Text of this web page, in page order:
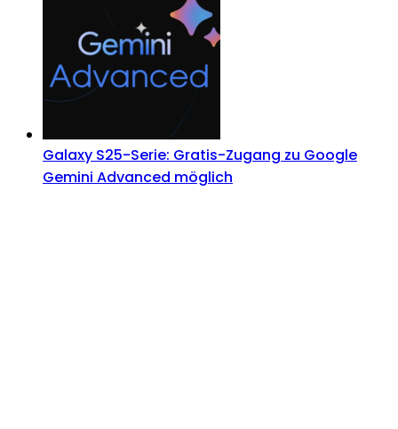
Galaxy S25-Serie: Gratis-Zugang zu Google
Gemini Advanced möglich